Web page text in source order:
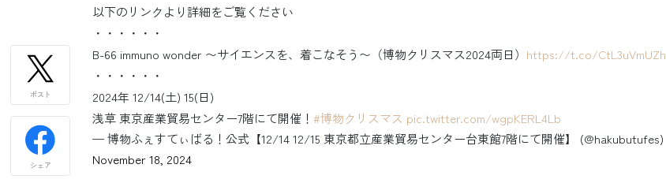
以下のリンクより詳細をご覧ください
・・・・・・
B-66 immuno wonder 〜サイエンスを、着こなそう〜（博物クリスマス2024両日） https://t.co/CtL3uVmUZh
・・・・・・
2024年 12/14(土) 15(日)
浅草 東京産業貿易センター7階にて開催！ #博物クリスマス pic.twitter.com/wgpKERL4Lb
— 博物ふぇすてぃばる！公式【12/14 12/15 東京都立産業貿易センター台東館7階にて開催】 (@hakubutufes)
November 18, 2024
ポスト
シェア